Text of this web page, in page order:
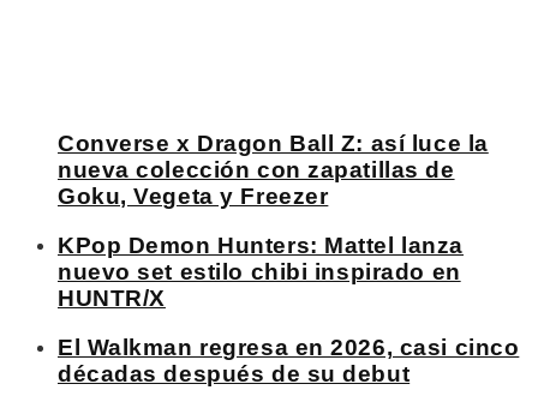
Converse x Dragon Ball Z: así luce la
nueva colección con zapatillas de
Goku, Vegeta y Freezer
KPop Demon Hunters: Mattel lanza
nuevo set estilo chibi inspirado en
HUNTR/X
El Walkman regresa en 2026, casi cinco
décadas después de su debut